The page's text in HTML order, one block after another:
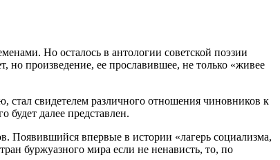
Но осталось в антологии советской поэзии
но произведение, ее прославившее, не только «живее
свидетелем различного отношения чиновников к
будет далее представлен.
Появившийся впервые в истории «лагерь социализма,
буржуазного мира если не ненависть, то, по